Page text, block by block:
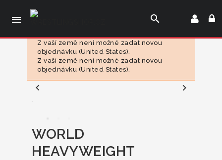
 search
Z vaší země není možné zadat novou
objednávku (United States).
Z vaší země není možné zadat novou
objednávku (United States).
 
WORLD
HEAVYWEIGHT